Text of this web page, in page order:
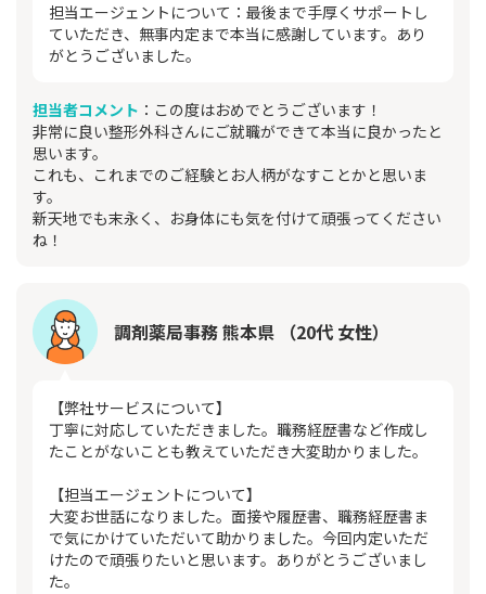
担当エージェントについて：最後まで手厚くサポートし
ていただき、無事内定まで本当に感謝しています。あり
がとうございました。
担当者コメント ：この度はおめでとうございます！
非常に良い整形外科さんにご就職ができて本当に良かったと
思います。
これも、これまでのご経験とお人柄がなすことかと思いま
す。
新天地でも末永く、お身体にも気を付けて頑張ってください
ね！
調剤薬局事務 熊本県 （20代 女性）
【弊社サービスについて】
丁寧に対応していただきました。職務経歴書など作成し
たことがないことも教えていただき大変助かりました。
【担当エージェントについて】
大変お世話になりました。面接や履歴書、職務経歴書ま
で気にかけていただいて助かりました。今回内定いただ
けたので頑張りたいと思います。ありがとうございまし
た。